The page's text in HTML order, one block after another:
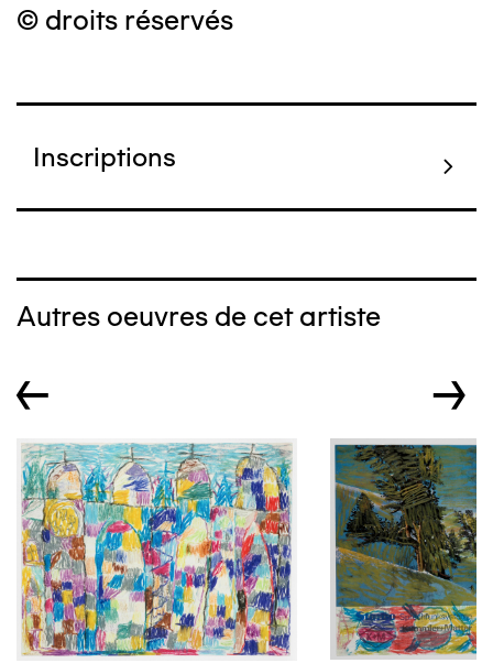
© droits réservés
Inscriptions
Autres oeuvres de cet artiste
← →